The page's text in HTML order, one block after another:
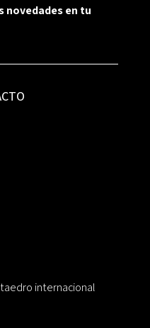
novedades en tu
internacional